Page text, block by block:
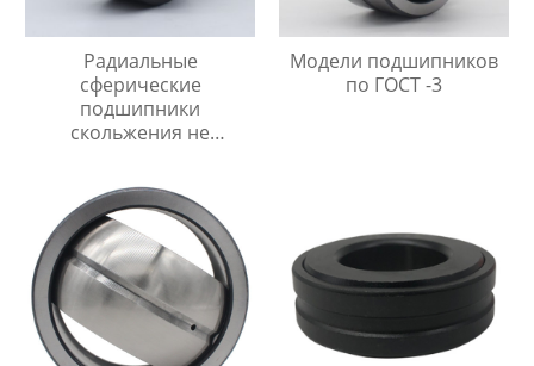
Радиальные
сферические
подшипники
скольжения не
технического
обслуживания
Модели подшипников
по ГОСТ -3